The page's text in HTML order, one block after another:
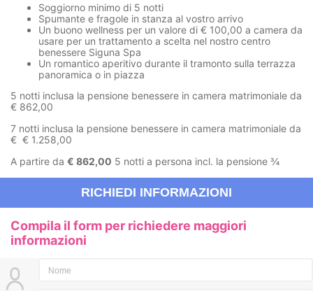
Soggiorno minimo di 5 notti
Spumante e fragole in stanza al vostro arrivo
Un buono wellness per un valore di € 100,00 a camera da
usare per un trattamento a scelta nel nostro centro
benessere Siguna Spa
Un romantico aperitivo durante il tramonto sulla terrazza
panoramica o in piazza
5 notti inclusa la pensione benessere in camera matrimoniale da
€ 862,00
7 notti inclusa la pensione benessere in camera matrimoniale da
€ € 1.258,00
A partire da € 862,00 5 notti a persona incl. la pensione ¾
RICHIEDI INFORMAZIONI
Compila il form per richiedere maggiori
informazioni